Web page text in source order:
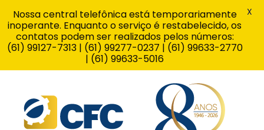
Nossa central telefônica está temporariamente
inoperante. Enquanto o serviço é restabelecido, os
contatos podem ser realizados pelos números:
(61) 99127-7313 | (61) 99277-0237 | (61) 99633-2770
| (61) 99633-5016
X